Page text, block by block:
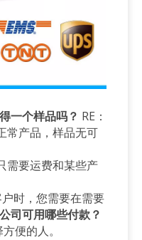
一个样品吗？ RE：
常产品，样品无可
需要运费和某些产
时，您需要在需要
司可用哪些付款？
便的人。